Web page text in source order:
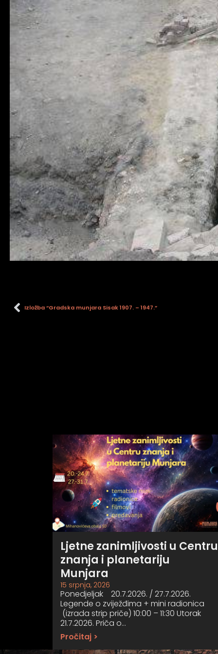
Izložba “Gradska munjara Sisak 1907. – 1947.”
Ljetne zanimljivosti u Centru
znanja i planetariju
Munjara
15 srpnja, 2026
Ponedjeljak 20.7.2026. / 27.7.2026.
Legende o zviježđima + mini radionica
(izrada strip priče) 10:00 – 11:30 Utorak
21.7.2026. Priča o…
Pročitaj >